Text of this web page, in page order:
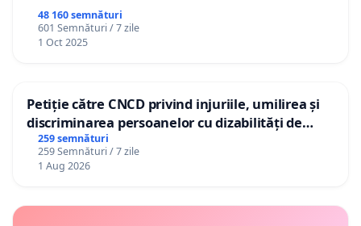
48 160 semnături
601 Semnături / 7 zile
1 Oct 2025
Petiție către CNCD privind injuriile, umilirea și
discriminarea persoanelor cu dizabilități de
către utilizatorul TikTok „Gorici”
259 semnături
259 Semnături / 7 zile
1 Aug 2026